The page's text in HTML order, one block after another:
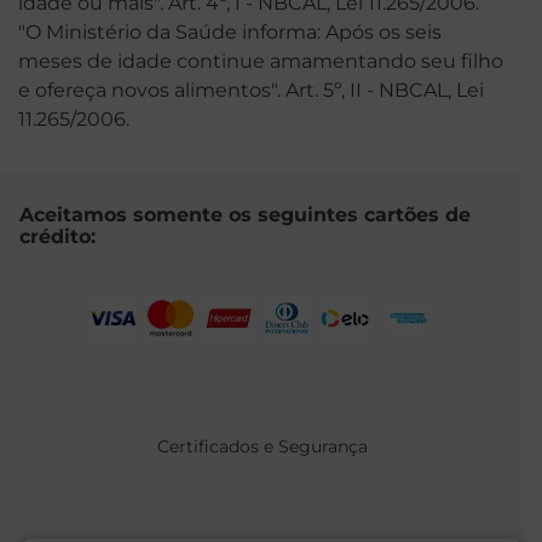
"O Ministério da Saúde informa: Após os seis
meses de idade continue amamentando seu filho
e ofereça novos alimentos". Art. 5º, II - NBCAL, Lei
11.265/2006.
Aceitamos somente os seguintes cartões de
crédito:
Certificados e Segurança